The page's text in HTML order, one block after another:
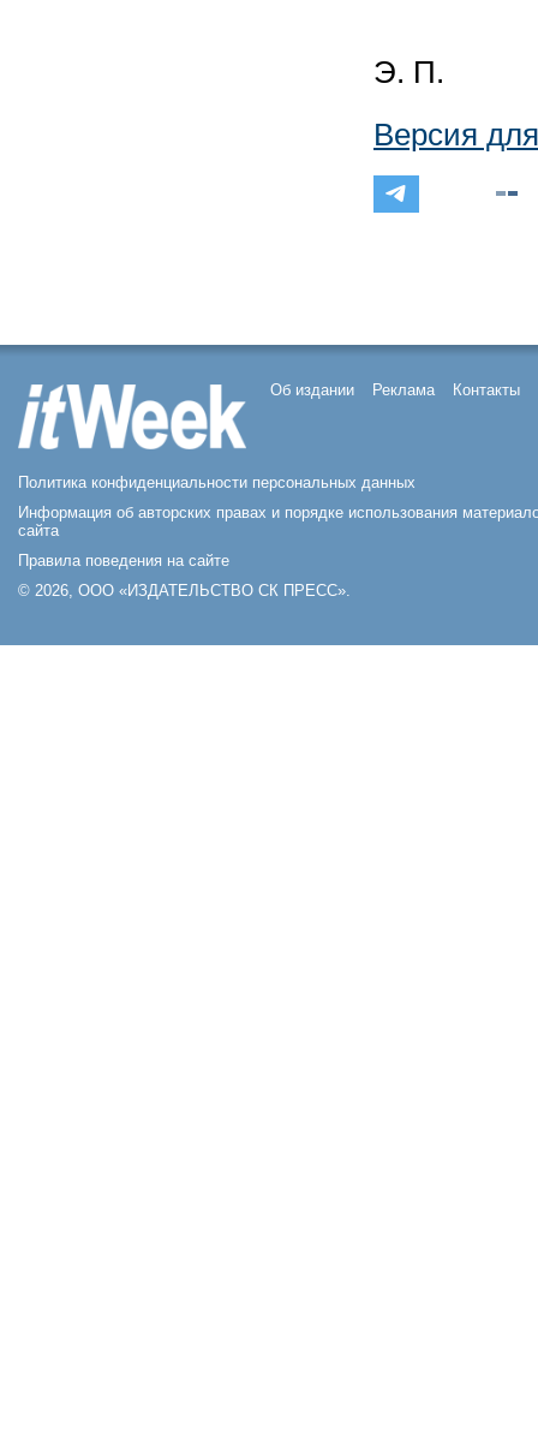
Э. П.
Версия
Об издании Реклама Контакты
Политика конфиденциальности персональных данных
Информация об авторских правах и порядке использования
сайта
Правила поведения на сайте
© 2026, ООО «ИЗДАТЕЛЬСТВО СК ПРЕСС».